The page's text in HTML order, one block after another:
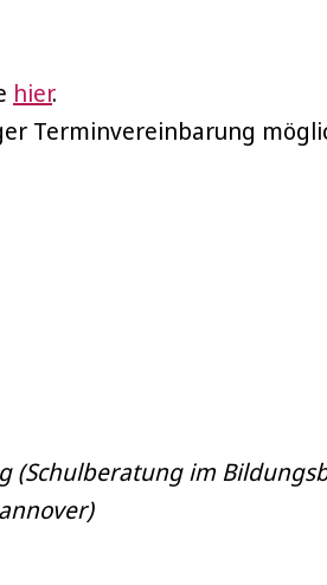
hier.
Terminvereinbarung
(Schulberatung im